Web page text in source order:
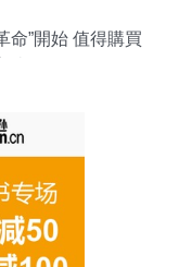
命”開始 值得購買